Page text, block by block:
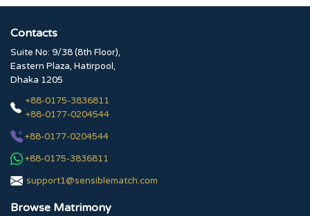
Contacts
Suite No: 9/38 (8th Floor),
Eastern Plaza, Hatirpool,
Dhaka 1205
+88-0175-3836811
+88-0177-0204544
+88-0177-0204544
+88-0175-3836811
support1@sensiblematch.com
Browse Matrimony